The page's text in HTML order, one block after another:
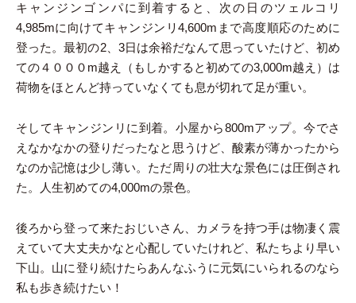
キャンジンゴンパに到着すると、次の日のツェルコリ
4,985mに向けてキャンジンリ4,600mまで高度順応のために
登った。最初の2、3日は余裕だなんて思っていたけど、初め
ての４０００m越え（もしかすると初めての3,000m越え）は
荷物をほとんど持っていなくても息が切れて足が重い。
そしてキャンジンリに到着。小屋から800mアップ。今でさ
えなかなかの登りだったなと思うけど、酸素が薄かったから
なのか記憶は少し薄い。ただ周りの壮大な景色には圧倒され
た。人生初めての4,000mの景色。
後ろから登って来たおじいさん、カメラを持つ手は物凄く震
えていて大丈夫かなと心配していたけれど、私たちより早い
下山。山に登り続けたらあんなふうに元気にいられるのなら
私も歩き続けたい！